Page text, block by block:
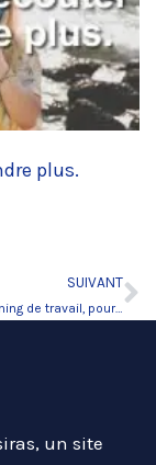
plus.
SUIVANT
Établir un planning de travail, pour mener à bien ses projets
un site